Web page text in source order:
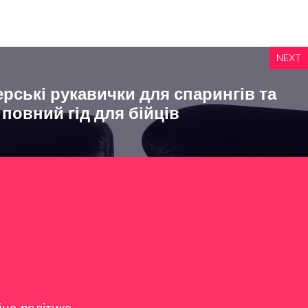
NEXT
рукавички для спарингів та
гід для бійців